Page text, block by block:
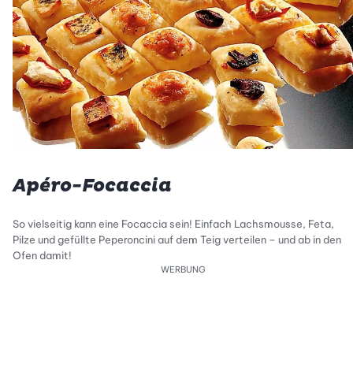
Apéro-Focaccia
So vielseitig kann eine Focaccia sein! Einfach Lachsmousse, Feta,
Pilze und gefüllte Peperoncini auf dem Teig verteilen – und ab in den
Ofen damit!
WERBUNG